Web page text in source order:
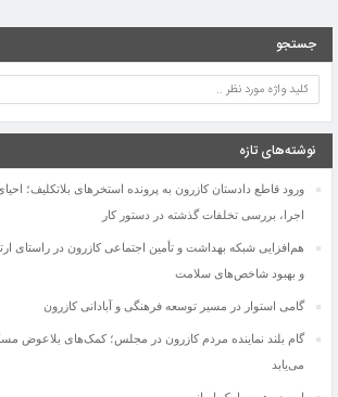
جستجو
نوشته‌های تازه
ورود قاطع دادستان کازرون به پرونده استخرهای بلاتکلیف؛
اجرا، بررسی تخلفات گذشته در دستور کار
هم‌افزایی شبکه بهداشت و تأمین اجتماعی کازرون در راستای
و بهبود شاخص‌های سلامت
گامی استوار در مسیر توسعه فرهنگی و آبادانی کازرون
گام بلند نماینده مردم کازرون در مجلس؛ کمک‌های بلاعوض
می‌یابد